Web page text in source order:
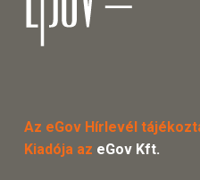
Az eGov Hírlevél
Kiadója az eGov Kft.